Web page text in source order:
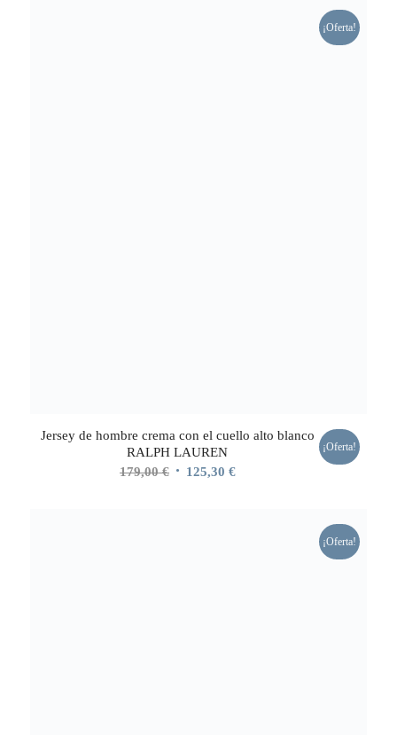
¡Oferta!
Jersey de hombre crema con el cuello alto blanco
RALPH LAUREN
179,00€ El 125,30 €El
¡Oferta!
¡Oferta!